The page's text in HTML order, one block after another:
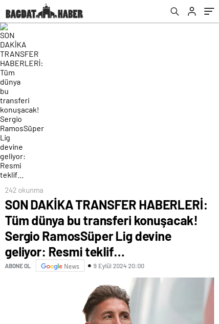
RamosSüper Lig devine geliyor: Resmi
teklif…
242 okunma
SON DAKİKA TRANSFER HABERLERİ:
Tüm dünya bu transferi konuşacak!
Sergio RamosSüper Lig devine
geliyor: Resmi teklif…
ABONE OL News 9 Eylül 2024 20:00